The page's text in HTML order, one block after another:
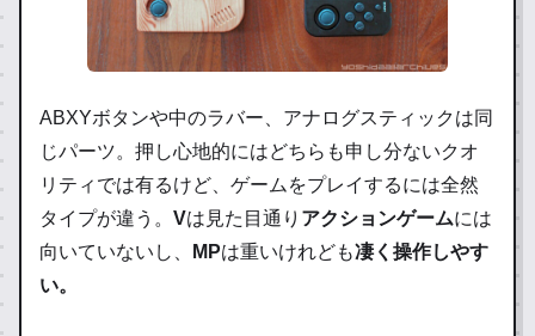
ABXYボタンや中のラバー、アナログスティックは同
じパーツ。押し心地的にはどちらも申し分ないクオ
リティでは有るけど、ゲームをプレイするには全然
タイプが違う。 Vは見た目通り アクションゲームには
向いていないし、
MPは重いけれども凄く操作しやす
い。